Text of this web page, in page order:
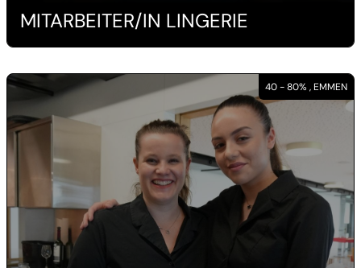
MITARBEITER/IN LINGERIE
40 - 80% , EMMEN